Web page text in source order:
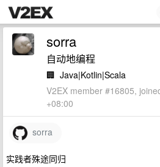
sorra
自动地编程
🏢 Java|Kotlin|Scala
V2EX member #16805,
+08:00
sorra
实践者殊途同归